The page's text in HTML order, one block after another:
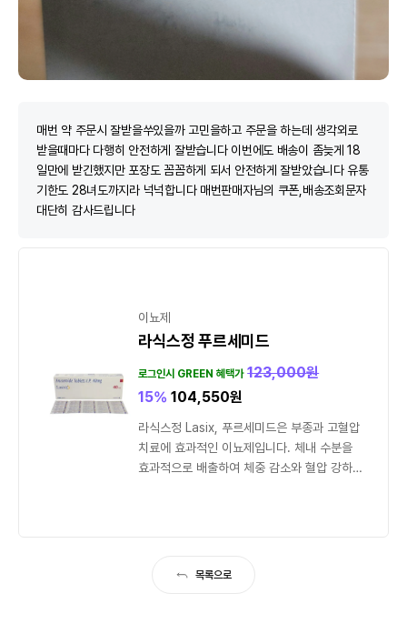
매번 약 주문시 잘받을쑤있을까 고민을하고 주문을 하는데 생각외로
받을때마다 다행히 안전하게 잘받습니다 이번에도 배송이 좀늦게 18
일만에 받긴했지만 포장도 꼼꼼하게 되서 안전하게 잘받았습니다 유통
기한도 28녀도까지라 넉넉합니다 매번판매자님의 쿠폰,배송조회문자
대단히 감사드립니다
이뇨제
라식스정 푸르세미드
로그인시 GREEN 혜택가 123,000원
15% 104,550원
라식스정 Lasix, 푸르세미드은 부종과 고혈압
치료에 효과적인 이뇨제입니다. 체내 수분을
효과적으로 배출하여 체중 감소와 혈압 강하를
목록으로